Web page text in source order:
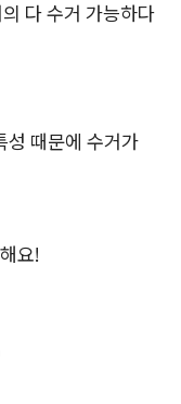
다 수거 가능하다
성 때문에 수거가
요!